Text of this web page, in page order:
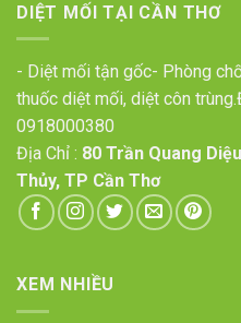
DIỆT MỐI TẠI CẦN THƠ
- Diệt mối tận gốc- Phòng
thuốc diệt mối, diệt côn
0918000380
Địa Chỉ : 80 Trần Quang
Thủy, TP Cần Thơ
XEM NHIỀU